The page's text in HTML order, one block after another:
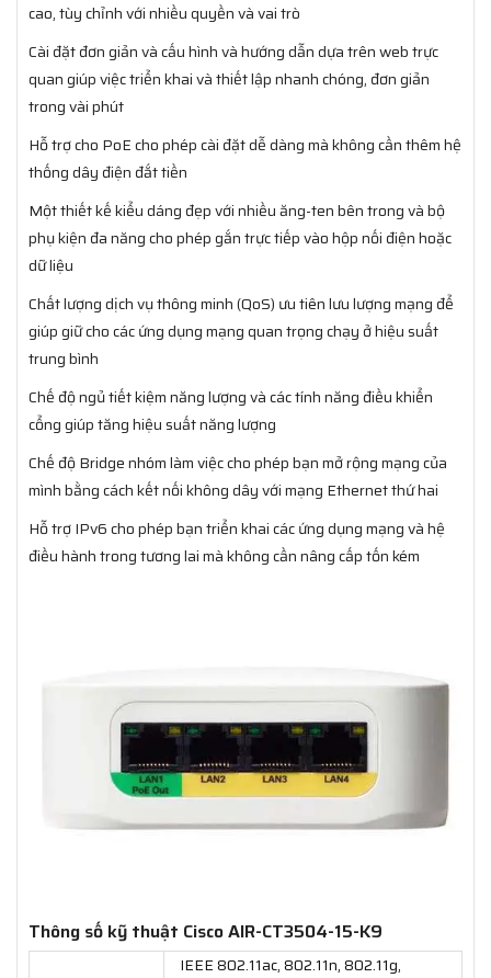
cao, tùy chỉnh với nhiều quyền và vai trò
Cài đặt đơn giản và cấu hình và hướng dẫn dựa trên web trực
quan giúp việc triển khai và thiết lập nhanh chóng, đơn giản
trong vài phút
Hỗ trợ cho PoE cho phép cài đặt dễ dàng mà không cần thêm hệ
thống dây điện đắt tiền
Một thiết kế kiểu dáng đẹp với nhiều ăng-ten bên trong và bộ
phụ kiện đa năng cho phép gắn trực tiếp vào hộp nối điện hoặc
dữ liệu
Chất lượng dịch vụ thông minh (QoS) ưu tiên lưu lượng mạng để
giúp giữ cho các ứng dụng mạng quan trọng chạy ở hiệu suất
trung bình
Chế độ ngủ tiết kiệm năng lượng và các tính năng điều khiển
cổng giúp tăng hiệu suất năng lượng
Chế độ Bridge nhóm làm việc cho phép bạn mở rộng mạng của
mình bằng cách kết nối không dây với mạng Ethernet thứ hai
Hỗ trợ IPv6 cho phép bạn triển khai các ứng dụng mạng và hệ
điều hành trong tương lai mà không cần nâng cấp tốn kém
Thông số kỹ thuật Cisco AIR-CT3504-15-K9
IEEE 802.11ac, 802.11n, 802.11g,